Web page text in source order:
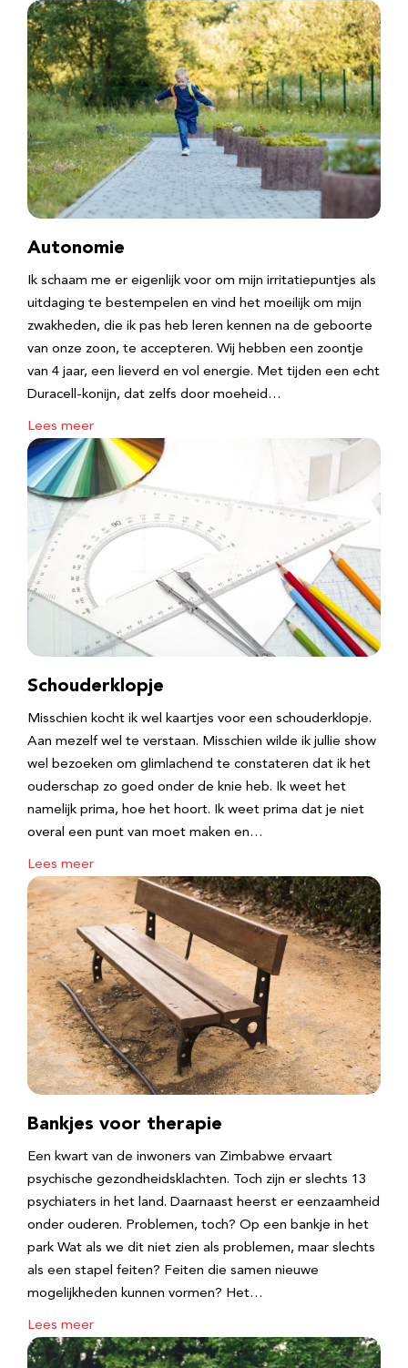
Autonomie
Ik schaam me er eigenlijk voor om mijn irritatiepuntjes als
uitdaging te bestempelen en vind het moeilijk om mijn
zwakheden, die ik pas heb leren kennen na de geboorte
van onze zoon, te accepteren. Wij hebben een zoontje
van 4 jaar, een lieverd en vol energie. Met tijden een echt
Duracell-konijn, dat zelfs door moeheid…
Lees meer
Schouderklopje
Misschien kocht ik wel kaartjes voor een schouderklopje.
Aan mezelf wel te verstaan. Misschien wilde ik jullie show
wel bezoeken om glimlachend te constateren dat ik het
ouderschap zo goed onder de knie heb. Ik weet het
namelijk prima, hoe het hoort. Ik weet prima dat je niet
overal een punt van moet maken en…
Lees meer
Bankjes voor therapie
Een kwart van de inwoners van Zimbabwe ervaart
psychische gezondheidsklachten. Toch zijn er slechts 13
psychiaters in het land. Daarnaast heerst er eenzaamheid
onder ouderen. Problemen, toch? Op een bankje in het
park Wat als we dit niet zien als problemen, maar slechts
als een stapel feiten? Feiten die samen nieuwe
mogelijkheden kunnen vormen? Het…
Lees meer